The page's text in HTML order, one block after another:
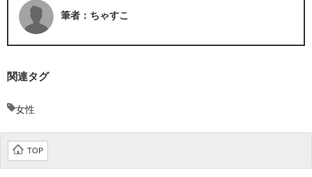
筆者：ちゃすこ
関連タグ
女性
TOP